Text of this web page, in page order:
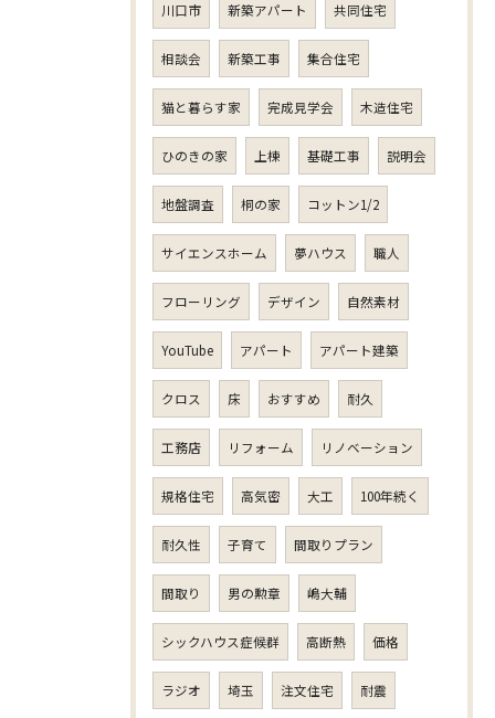
川口市 新築アパート 共同住宅
相談会 新築工事 集合住宅
猫と暮らす家 完成見学会 木造住宅
ひのきの家 上棟 基礎工事 説明会
地盤調査 桐の家 コットン1/2
サイエンスホーム 夢ハウス 職人
フローリング デザイン 自然素材
YouTube アパート アパート建築
クロス 床 おすすめ 耐久
工務店 リフォーム リノベーション
規格住宅 高気密 大工 100年続く
耐久性 子育て 間取りプラン
間取り 男の勲章 嶋大輔
シックハウス症候群 高断熱 価格
ラジオ 埼玉 注文住宅 耐震